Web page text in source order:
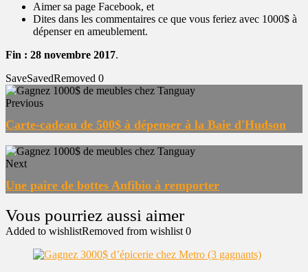
Aimer sa page Facebook, et
Dites dans les commentaires ce que vous feriez avec 1000$ à
dépenser en ameublement.
Fin : 28 novembre 2017.
SaveSavedRemoved 0
Previous
Carte-cadeau de 500$ à dépenser à la Baie d'Hudson
Next
Une paire de bottes Anfibio à remporter
Added to wishlistRemoved from wishlist 0